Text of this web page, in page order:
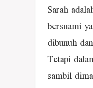
Sarah
bersuami
dibunuh
Tetapi
sambil